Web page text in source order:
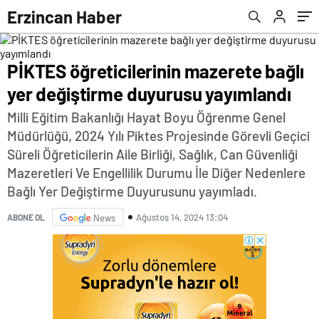
Erzincan Haber
PİKTES öğreticilerinin mazerete bağlı
yer değiştirme duyurusu yayımlandı
Milli Eğitim Bakanlığı Hayat Boyu Öğrenme Genel
Müdürlüğü, 2024 Yılı Piktes Projesinde Görevli Geçici
Süreli Öğreticilerin Aile Birliği, Sağlık, Can Güvenliği
Mazeretleri Ve Engellilik Durumu İle Diğer Nedenlere
Bağlı Yer Değiştirme Duyurusunu yayımladı.
ABONE OL News Ağustos 14, 2024 13:04